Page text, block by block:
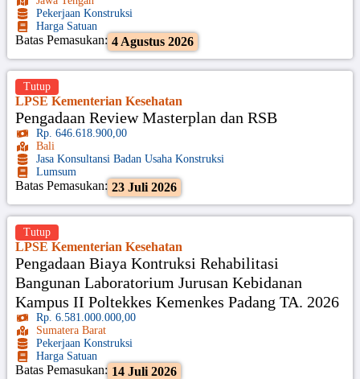
Pekerjaan Konstruksi
Harga Satuan
Batas Pemasukan: 4 Agustus 2026
LPSE Kementerian Kesehatan
Pengadaan Review Masterplan dan RSB
Rp. 646.618.900,00
Bali
Jasa Konsultansi Badan Usaha Konstruksi
Lumsum
Batas Pemasukan: 23 Juli 2026
Tutup
LPSE Kementerian Kesehatan
Pengadaan Biaya Kontruksi Rehabilitasi
Bangunan Laboratorium Jurusan Kebidanan
Kampus II Poltekkes Kemenkes Padang TA. 2026
Rp. 6.581.000.000,00
Sumatera Barat
Pekerjaan Konstruksi
Harga Satuan
Batas Pemasukan: 14 Juli 2026
Tutup